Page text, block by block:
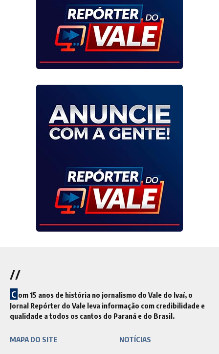
//
C om 15 anos de história no jornalismo do Vale do Ivaí, o
Jornal Repórter do Vale leva informação com credibilidade e
qualidade a todos os cantos do Paraná e do Brasil.
MAPA DO SITE NOTÍCIAS